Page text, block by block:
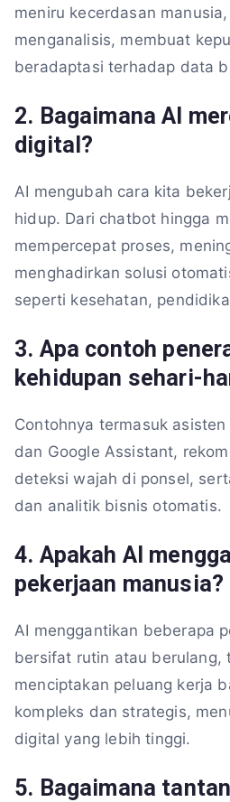
meniru kecerdasan
menganalisis, membuat
beradaptasi terhadap data
2. Bagaimana AI
digital?
AI mengubah cara kita
hidup. Dari chatbot hingga
mempercepat proses,
menghadirkan solusi
seperti kesehatan,
3. Apa contoh
kehidupan sehari-
Contohnya termasuk
dan Google Assistant,
deteksi wajah di ponsel,
dan analitik bisnis otomatis.
4. Apakah AI
pekerjaan manusia?
AI menggantikan beberapa
bersifat rutin atau berulang,
menciptakan peluang kerja
kompleks dan strategis,
digital yang lebih tinggi.
5. Bagaimana